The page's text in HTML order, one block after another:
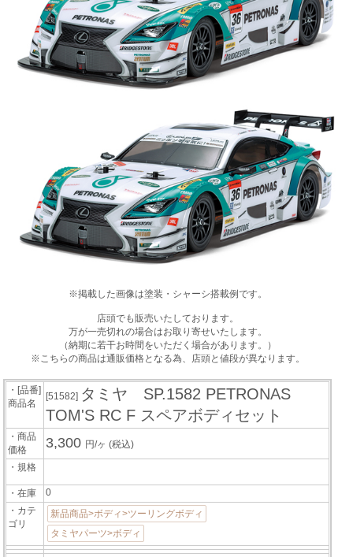
※掲載した画像は塗装・シャーシ搭載例です。
店頭でも販売いたしております。
万が一売切れの場合はお取り寄せいたします。
（納期に若干お時間をいただく場合があります。）
※こちらの商品は通販価格となる為、店頭と値段が異なります。
・[品番]
商品名
[51582] タミヤ SP.1582 PETRONAS
TOM'S RC F スペアボディセット
・商品
価格
3,300 円/ヶ(税込)
・規格
・在庫
0
・カテ
ゴリ
新品商品>ボディ>ツーリングボディ
タミヤパーツ>ボディ